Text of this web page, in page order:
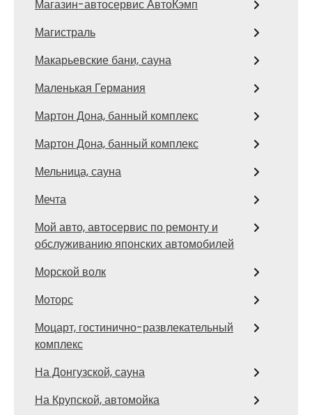
Магазин-автосервис АвтоКэмп
Магистраль
Макарьевские бани, сауна
Маленькая Германия
Мартон Дона, банный комплекс
Мартон Дона, банный комплекс
Мельница, сауна
Мечта
Мой авто, автосервис по ремонту и
обслуживанию японских автомобилей
Морской волк
Моторс
Моцарт, гостинично-развлекательный
комплекс
На Донгузской, сауна
На Крупской, автомойка